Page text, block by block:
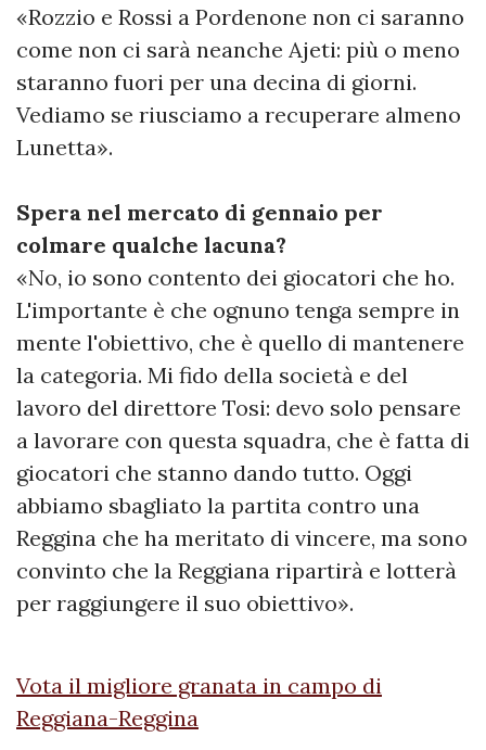
«Rozzio e Rossi a Pordenone non ci saranno
come non ci sarà neanche Ajeti: più o meno
staranno fuori per una decina di giorni.
Vediamo se riusciamo a recuperare almeno
Lunetta».
Spera nel mercato di gennaio per
colmare qualche lacuna?
«No, io sono contento dei giocatori che ho.
L'importante è che ognuno tenga sempre in
mente l'obiettivo, che è quello di mantenere
la categoria. Mi fido della società e del
lavoro del direttore Tosi: devo solo pensare
a lavorare con questa squadra, che è fatta di
giocatori che stanno dando tutto. Oggi
abbiamo sbagliato la partita contro una
Reggina che ha meritato di vincere, ma sono
convinto che la Reggiana ripartirà e lotterà
per raggiungere il suo obiettivo».
Vota il migliore granata in campo di
Reggiana-Reggina